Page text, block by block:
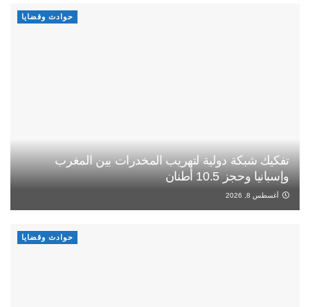
حوادث وقضايا
تفكيك شبكة دولية لتهريب المخدرات بين المغرب
وإسبانيا وحجز 10.5 أطنان
أغسطس 8, 2026
حوادث وقضايا